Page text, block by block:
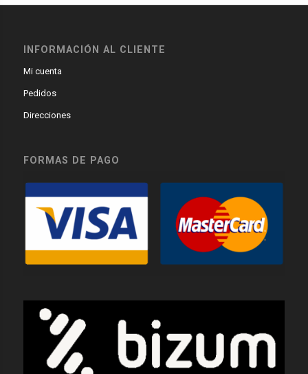
INFORMACIÓN AL CLIENTE
Mi cuenta
Pedidos
Direcciones
FORMAS DE PAGO